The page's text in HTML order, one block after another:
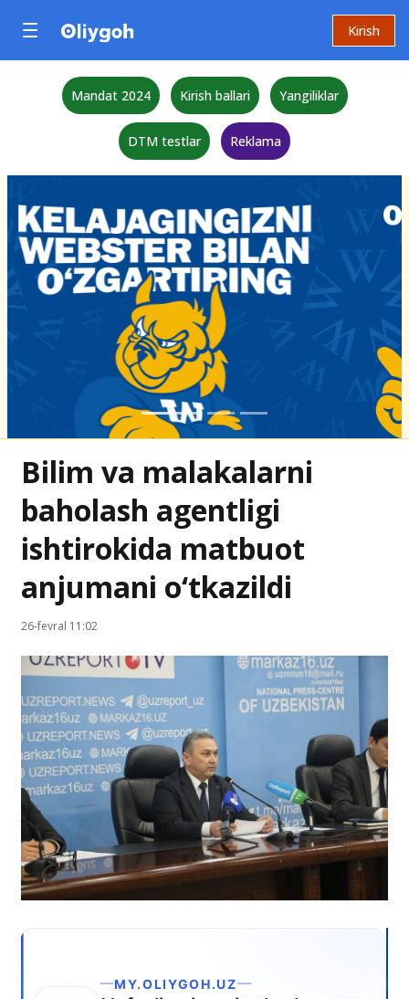
Kirish
Mandat 2024 Kirish ballari Yangiliklar
DTM testlar Reklama
Bilim va malakalarni
baholash agentligi
ishtirokida matbuot
anjumani o‘tkazildi
26-fevral 11:02